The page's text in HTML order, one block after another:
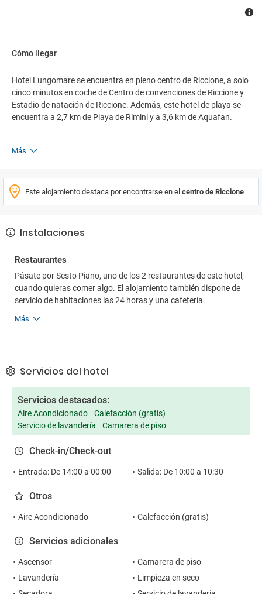
Cómo llegar
Hotel Lungomare se encuentra en pleno centro de Riccione, a solo
cinco minutos en coche de Centro de convenciones de Riccione y
Estadio de natación de Riccione. Además, este hotel de playa se
encuentra a 2,7 km de Playa de Rímini y a 3,6 km de Aquafan.
Más
Este alojamiento destaca por encontrarse en el centro de Riccione
Instalaciones
Restaurantes
Pásate por Sesto Piano, uno de los 2 restaurantes de este hotel,
cuando quieras comer algo. El alojamiento también dispone de
servicio de habitaciones las 24 horas y una cafetería.
Más
Servicios del hotel
Servicios destacados:
Aire Acondicionado
Calefacción (gratis)
Servicio de lavandería
Camarera de piso
Check-in/Check-out
Entrada: De 14:00 a 00:00 Salida: De 10:00 a 10:30
Otros
Aire Acondicionado Calefacción (gratis)
Servicios adicionales
Ascensor
Camarera de piso
Lavandería
Limpieza en seco